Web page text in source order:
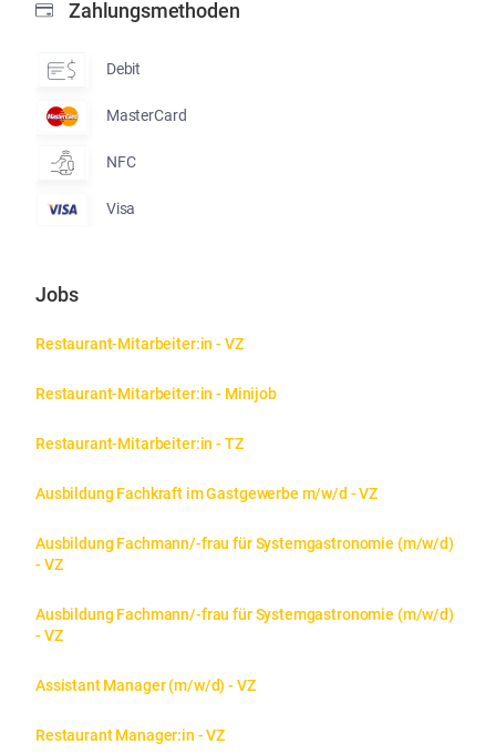
Zahlungsmethoden
Debit
MasterCard
NFC
Visa
Jobs
Restaurant-Mitarbeiter:in - VZ
Restaurant-Mitarbeiter:in - Minijob
Restaurant-Mitarbeiter:in - TZ
Ausbildung Fachkraft im Gastgewerbe m/w/d - VZ
Ausbildung Fachmann/-frau für Systemgastronomie (m/w/d)
- VZ
Ausbildung Fachmann/-frau für Systemgastronomie (m/w/d)
- VZ
Assistant Manager (m/w/d) - VZ
Restaurant Manager:in - VZ